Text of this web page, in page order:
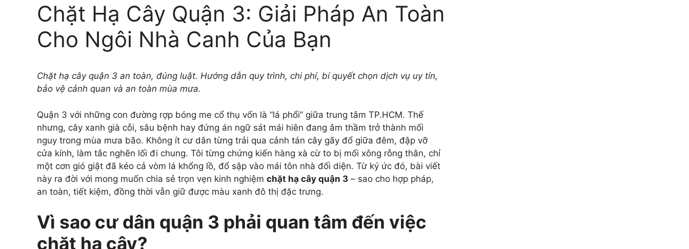
Chặt Hạ Cây Quận 3: Giải Pháp An Toàn
Cho Ngôi Nhà Canh Của Bạn
Chặt hạ cây quận 3 an toàn, đúng luật. Hướng dẫn quy trình, chi phí, bí quyết chọn dịch vụ uy tín,
bảo vệ cảnh quan và an toàn mùa mưa.
Quận 3 với những con đường rợp bóng me cổ thụ vốn là “lá phổi” giữa trung tâm TP.HCM. Thế
nhưng, cây xanh già cỗi, sâu bệnh hay đứng án ngữ sát mái hiên đang âm thầm trở thành mối
nguy trong mùa mưa bão. Không ít cư dân từng trải qua cảnh tán cây gãy đổ giữa đêm, đập vỡ
cửa kính, làm tắc nghẽn lối đi chung. Tôi từng chứng kiến hàng xà cừ to bị mối xông rỗng thân, chỉ
một cơn gió giật đã kéo cả vòm lá khổng lồ, đổ sập vào mái tôn nhà đối diện. Từ ký ức đó, bài viết
này ra đời với mong muốn chia sẻ trọn vẹn kinh nghiệm chặt hạ cây quận 3 – sao cho hợp pháp,
an toàn, tiết kiệm, đồng thời vẫn giữ được màu xanh đô thị đặc trưng.
Vì sao cư dân quận 3 phải quan tâm đến việc
chặt hạ cây?